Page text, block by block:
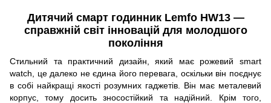
Дитячий смарт годинник Lemfo HW13 —
справжній світ інновацій для молодшого
покоління
Стильний та практичний дизайн, який має рожевий smart
watch, це далеко не єдина його перевага, оскільки він поєднує
в собі найкращі якості розумних гаджетів. Він має металевий
корпус, тому досить зносостійкий та надійний. Крім того,